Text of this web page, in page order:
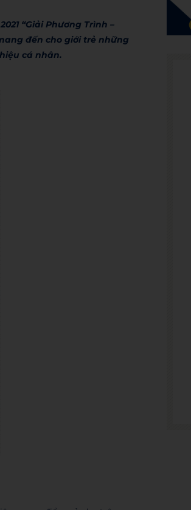
“Giải Phương Trình –
đến cho giới trẻ những
cá nhân.